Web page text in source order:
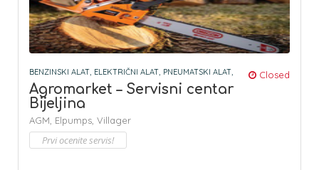
BENZINSKI ALAT, ELEKTRIČNI ALAT, PNEUMATSKI ALAT, Closed
Agromarket – Servisni centar
Bijeljina
AGM, Elpumps, Villager
Prvi ocenite servis!